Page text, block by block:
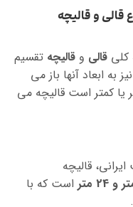
0.80 در 1.30 – انواع قالی و قالیچه
کلی قالی و قالیچه تقسیم
ابعاد آنها باز می
فرش هایی که اندازه آنها 6 متر یا کمتر است قالیچه می
قالیچه
است که با